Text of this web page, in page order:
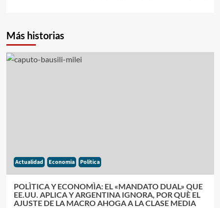
Más historias
Actualidad Economia Politica
POLÌTICA Y ECONOMÌA: EL «MANDATO DUAL» QUE
EE.UU. APLICA Y ARGENTINA IGNORA, POR QUÈ EL
AJUSTE DE LA MACRO AHOGA A LA CLASE MEDIA